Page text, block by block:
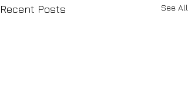
Recent Posts See All